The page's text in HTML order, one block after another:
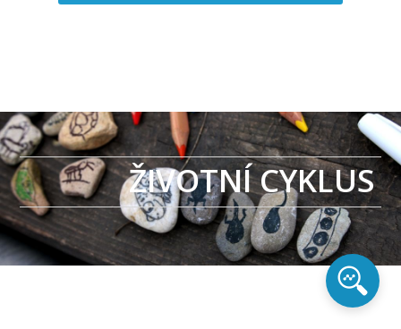
ŽIVOTNÍ CYKLUS